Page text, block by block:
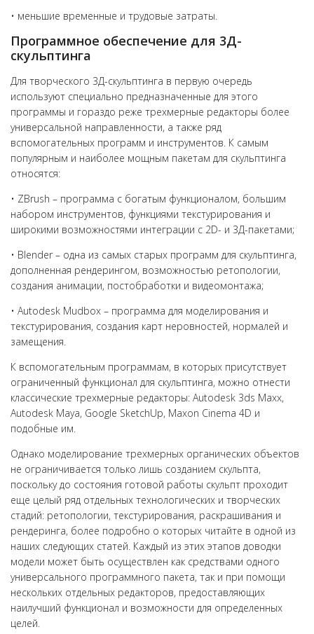
• меньшие временные и трудовые затраты.
Программное обеспечение для 3Д-
скульптинга
Для творческого 3Д-скульптинга в первую очередь
используют специально предназначенные для этого
программы и гораздо реже трехмерные редакторы более
универсальной направленности, а также ряд
вспомогательных программ и инструментов. К самым
популярным и наиболее мощным пакетам для скульптинга
относятся:
• ZBrush – программа с богатым функционалом, большим
набором инструментов, функциями текстурирования и
широкими возможностями интеграции с 2D- и 3Д-пакетами;
• Blender – одна из самых старых программ для скульптинга,
дополненная рендерингом, возможностью ретопологии,
создания анимации, постобработки и видеомонтажа;
• Autodesk Mudbox – программа для моделирования и
текстурирования, создания карт неровностей, нормалей и
замещения.
К вспомогательным программам, в которых присутствует
ограниченный функционал для скульптинга, можно отнести
классические трехмерные редакторы: Autodesk 3ds Maxx,
Autodesk Maya, Google SketchUp, Maxon Cinema 4D и
подобные им.
Однако моделирование трехмерных органических объектов
не ограничивается только лишь созданием скульпта,
поскольку до состояния готовой работы скульпт проходит
еще целый ряд отдельных технологических и творческих
стадий: ретопологии, текстурирования, раскрашивания и
рендеринга, более подробно о которых читайте в одной из
наших следующих статей. Каждый из этих этапов доводки
модели может быть осуществлен как средствами одного
универсального программного пакета, так и при помощи
нескольких отдельных редакторов, предоставляющих
наилучший функционал и возможности для определенных
целей.